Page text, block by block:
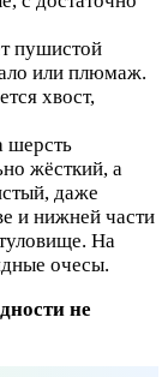
пушистой
или плюмаж.
хвост,
шерсть
жёсткий, а
даже
и нижней части
На
очесы.
не